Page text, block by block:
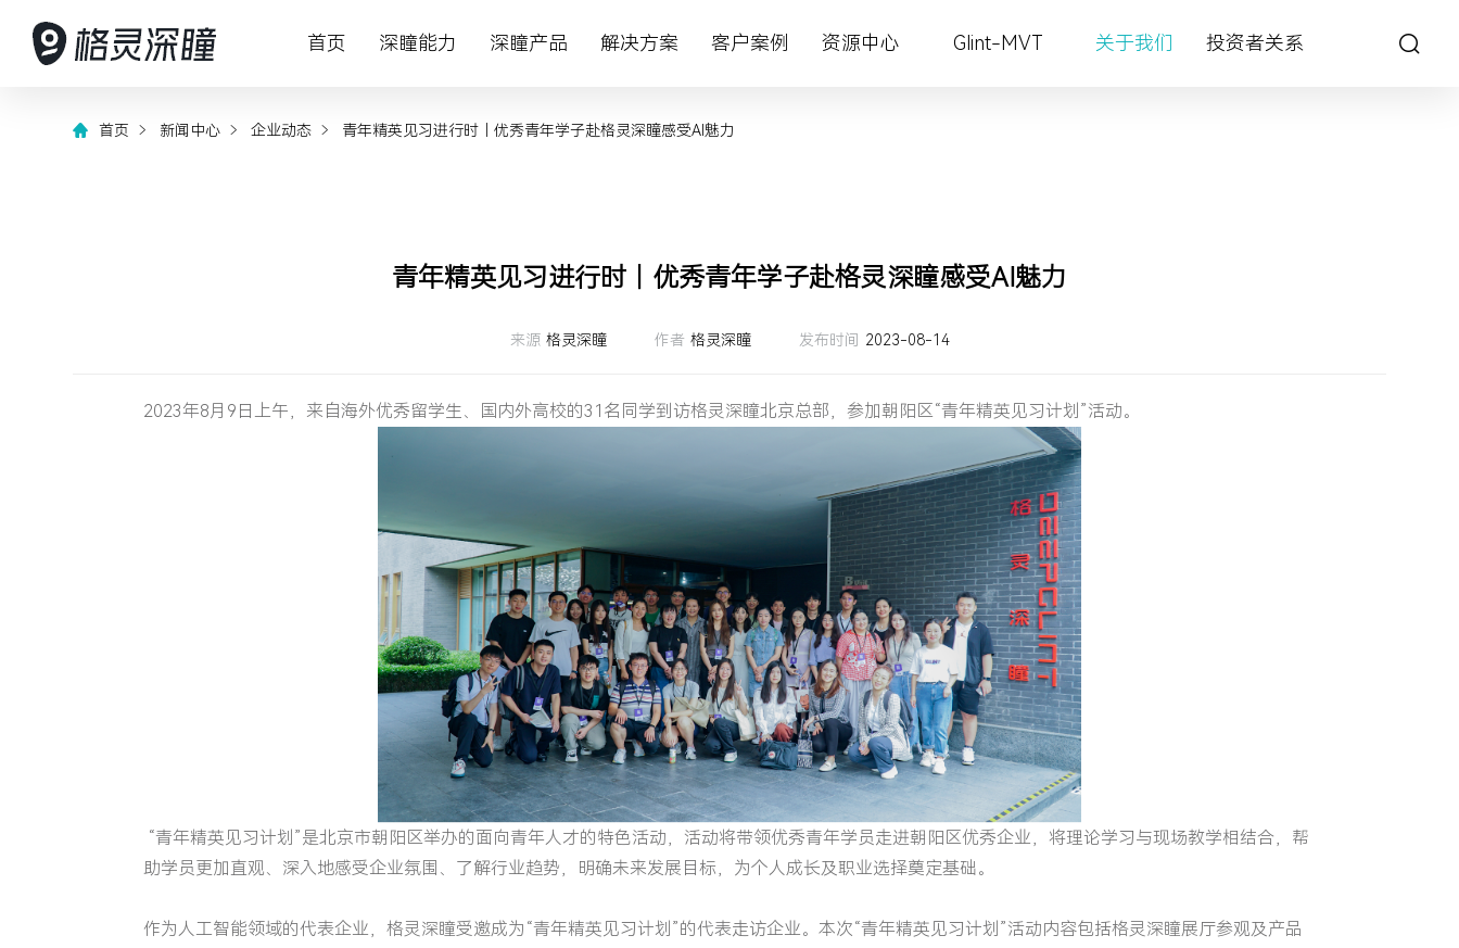
首页 深瞳能力
核心技术
深瞳产品
深瞳 AIPC 天工·墨刃
解决方案
解决方案，为企业的数字变革保驾
体育健康
深瞳体育阳光跑解决方案
客户案例
体育健康
资源中心
视频中心
Glint-MVT 关于我们
新闻中心
投资者关系
联系方式
首页 新闻中心 企业动态 青年精英见习进行时｜优秀青年学子赴格灵深瞳感受AI魅力
青年精英见习进行时｜优秀青年学子赴格灵深瞳感受AI魅力
来源 格灵深瞳 作者 格灵深瞳 发布时间 2023-08-14
2023年8月9日上午，来自海外优秀留学生、国内外高校的31名同学到访格灵深瞳北京总部，参加朝阳区“青年精英见习计划”活动。
“青年精英见习计划”是北京市朝阳区举办的面向青年人才的特色活动，活动将带领优秀青年学员走进朝阳区优秀企业，将理论学习与现场教学相结合，帮
助学员更加直观、深入地感受企业氛围、了解行业趋势，明确未来发展目标，为个人成长及职业选择奠定基础。
作为人工智能领域的代表企业，格灵深瞳受邀成为“青年精英见习计划”的代表走访企业。本次“青年精英见习计划”活动内容包括格灵深瞳展厅参观及产品